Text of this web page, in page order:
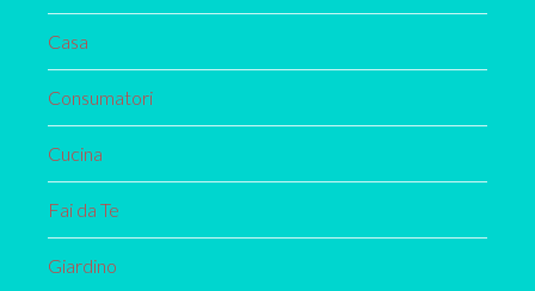
Casa
Consumatori
Cucina
Fai da Te
Giardino